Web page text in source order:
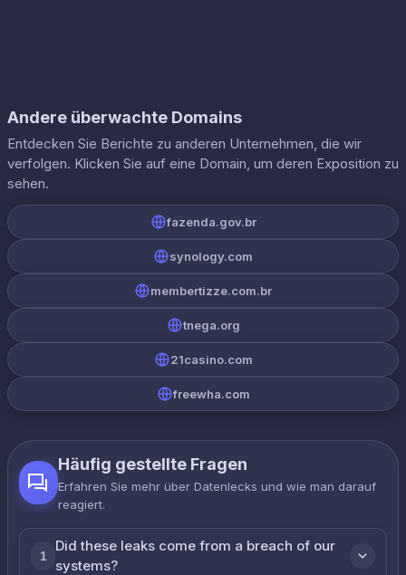
Andere überwachte Domains
Entdecken Sie Berichte zu anderen Unternehmen, die wir
verfolgen. Klicken Sie auf eine Domain, um deren Exposition zu
sehen.
fazenda.gov.br
synology.com
membertizze.com.br
tnega.org
21casino.com
freewha.com
Häufig gestellte Fragen
Erfahren Sie mehr über Datenlecks und wie man darauf
reagiert.
1
Did these leaks come from a breach of our
systems?